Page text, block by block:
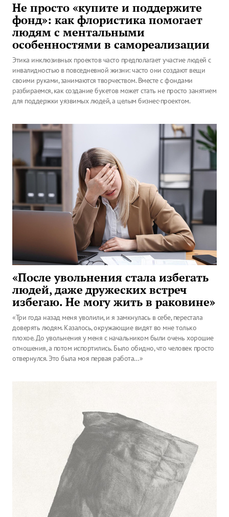
Не просто «купите и поддержите
фонд»: как флористика помогает
людям с ментальными
особенностями в самореализации
Этика инклюзивных проектов часто предполагает участие людей с
инвалидностью в повседневной жизни: часто они создают вещи
своими руками, занимаются творчеством. Вместе с фондами
разбираемся, как создание букетов может стать не просто занятием
для поддержки уязвимых людей, а целым бизнес-проектом.
«После увольнения стала избегать
людей, даже дружеских встреч
избегаю. Не могу жить в раковине»
«Три года назад меня уволили, и я замкнулась в себе, перестала
доверять людям. Казалось, окружающие видят во мне только
плохое. До увольнения у меня с начальником были очень хорошие
отношения, а потом испортились. Было обидно, что человек просто
отвернулся. Это была моя первая работа…»